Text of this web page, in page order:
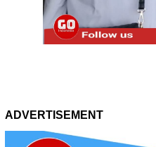
ADVERTISEMENT